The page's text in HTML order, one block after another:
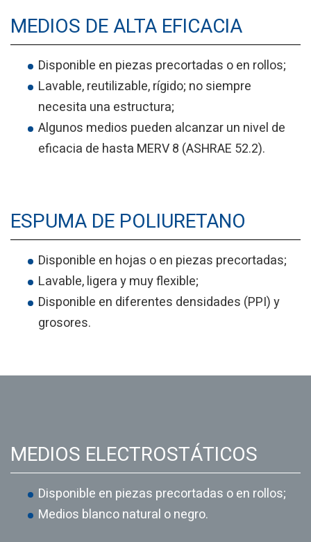
MEDIOS DE ALTA EFICACIA
Disponible en piezas precortadas o en rollos;
Lavable, reutilizable, rígido; no siempre
necesita una estructura;
Algunos medios pueden alcanzar un nivel de
eficacia de hasta MERV 8 (ASHRAE 52.2).
ESPUMA DE POLIURETANO
Disponible en hojas o en piezas precortadas;
Lavable, ligera y muy flexible;
Disponible en diferentes densidades (PPI) y
grosores.
MEDIOS ELECTROSTÁTICOS
Disponible en piezas precortadas o en rollos;
Medios blanco natural o negro.